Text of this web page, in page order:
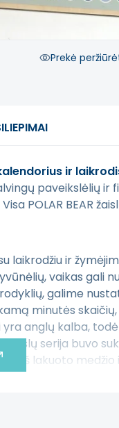
Prekė
ir
paveikslėlių
POLAR BEAR
laikrodžiu ir
vaikas gali
galime
minutės skaičių,
anglų kalba,
žaislų serija buvo
iš lakuoto